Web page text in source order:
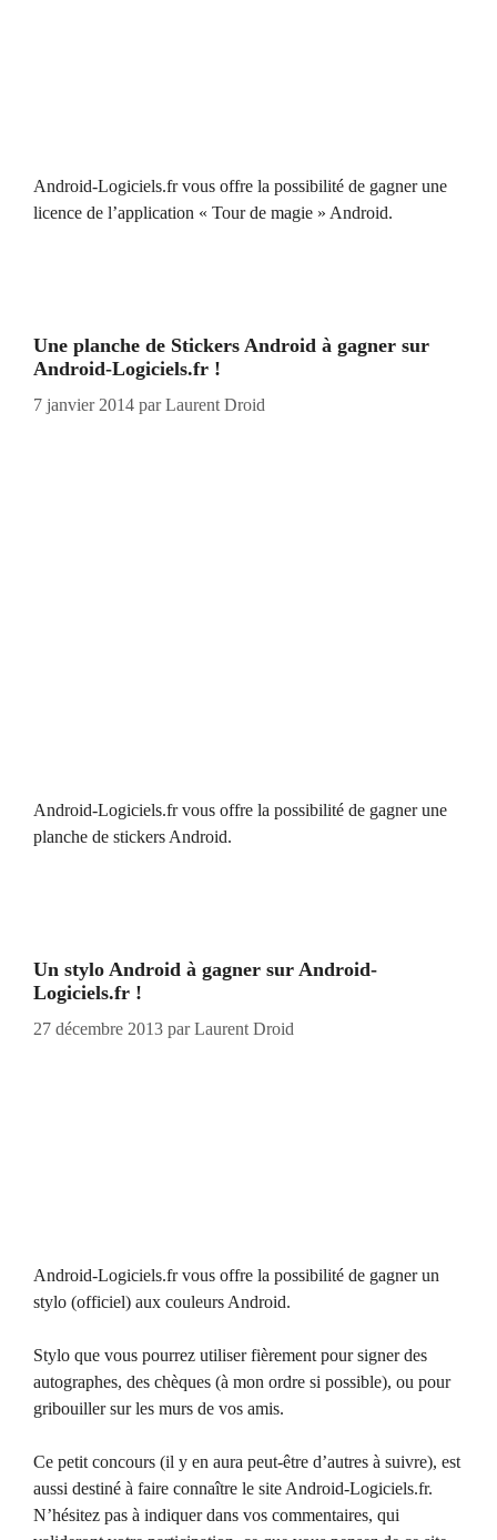
Android-Logiciels.fr vous offre la possibilité de gagner une
licence de l’application « Tour de magie » Android.
Une planche de Stickers Android à gagner sur
Android-Logiciels.fr !
7 janvier 2014 parLaurent Droid
Android-Logiciels.fr vous offre la possibilité de gagner une
planche de stickers Android.
Un stylo Android à gagner sur Android-
Logiciels.fr !
27 décembre 2013 parLaurent Droid
Android-Logiciels.fr vous offre la possibilité de gagner un
stylo (officiel) aux couleurs Android.
Stylo que vous pourrez utiliser fièrement pour signer des
autographes, des chèques (à mon ordre si possible), ou pour
gribouiller sur les murs de vos amis.
Ce petit concours (il y en aura peut-être d’autres à suivre), est
aussi destiné à faire connaître le site Android-Logiciels.fr.
N’hésitez pas à indiquer dans vos commentaires, qui